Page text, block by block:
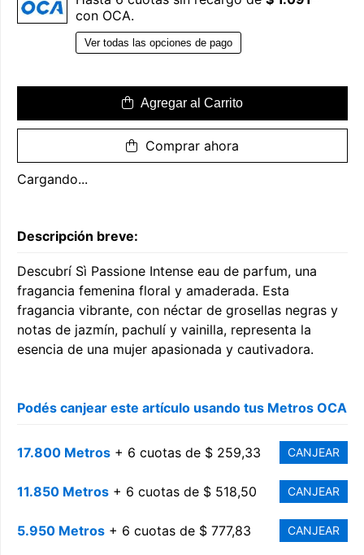
con OCA.
Ver todas las opciones de pago
Agregar al Carrito
Comprar ahora
Cargando...
Descripción breve:
Descubrí Sì Passione Intense eau de parfum, una
fragancia femenina floral y amaderada. Esta
fragancia vibrante, con néctar de grosellas negras y
notas de jazmín, pachulí y vainilla, representa la
esencia de una mujer apasionada y cautivadora.
Podés canjear este artículo usando tus Metros OCA
17.800 Metros + 6 cuotas de $ 259,33 CANJEAR
11.850 Metros + 6 cuotas de $ 518,50 CANJEAR
5.950 Metros + 6 cuotas de $ 777,83 CANJEAR